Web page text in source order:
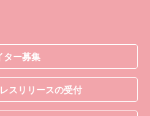
ター募集
スリリースの受付